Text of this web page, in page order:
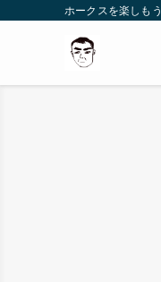
ホークスを楽しもう